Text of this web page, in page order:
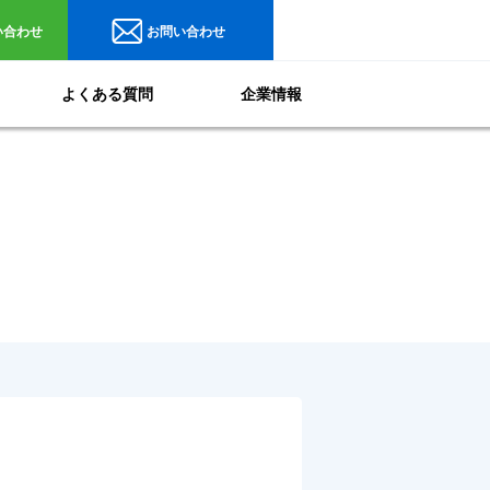
わせ お問い合わせ
よくある質問 企業情報